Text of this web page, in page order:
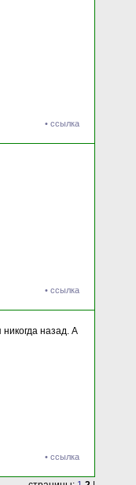
• ссылка
• ссылка
назад. А
• ссылка